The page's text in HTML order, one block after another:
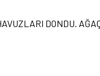
DONDU.